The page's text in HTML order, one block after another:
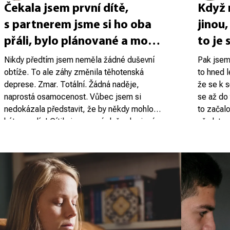
Čekala jsem první dítě,
s partnerem jsme si ho oba
přáli, bylo plánované a moc
jsme se těšili.
Nikdy předtím jsem neměla žádné duševní
obtíže. To ale záhy změnila těhotenská
deprese. Zmar. Totální. Žádná naděje,
naprostá osamocenost. Vůbec jsem si
nedokázala představit, že by někdy mohlo
být zase líp! Cítila jsem se úplně odpojená
zároveň mi bylo strašně líto, že si
těhotenství vůbec neužívám, žárlila jsem
na kamarádky, které si těhotenství užívaly.
Dokonce jsem si občas přála, aby se mi
něco stalo, abych už nemusela nic řešit.
Naštěstí se po takových propadech dostavil
Když
jinou,
to je
že
a tak
o nás
Děti
večer
do
práce
Pak
to hned
že se k
se až
to
v
a
chuť
rozhodli
Nejdřív
se nám
terapeut
spoustu